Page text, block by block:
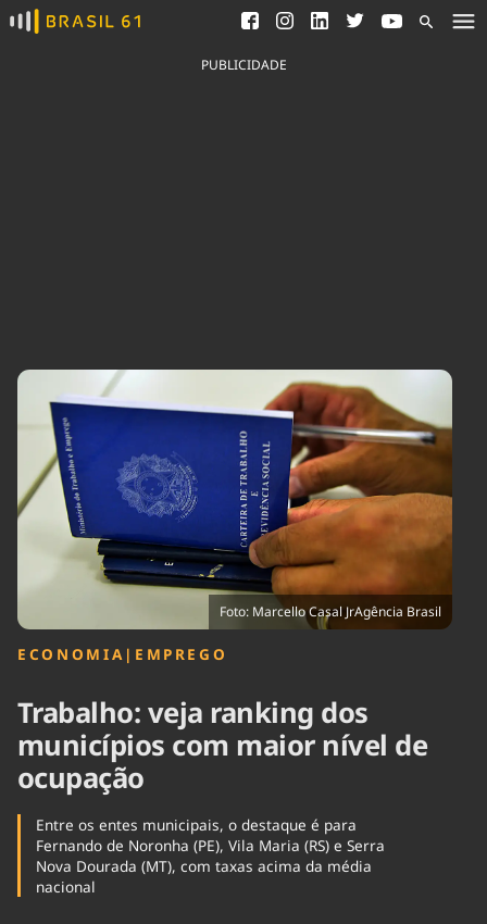
Ver todas as notícias
Saneamento
Indicadores
Agronegócios
Brasil
Brasil Mineral
Ciência &
Tecnologia
Cinema
Comportamento
Economia
Educação
Infraestrutura
Internacional
Meio Ambiente
Podcast
Política
Saúde
Tempo
PUBLICIDADE
Foto: Marcello Casal JrAgência Brasil
ECONOMIA | EMPREGO
Trabalho: veja ranking dos
municípios com maior nível de
ocupação
Entre os entes municipais, o destaque é para
Fernando de Noronha (PE), Vila Maria (RS) e Serra
Nova Dourada (MT), com taxas acima da média
nacional